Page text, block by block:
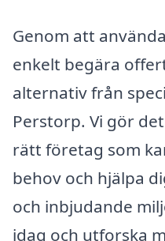
Genom att
enkelt begära
alternativ från
Perstorp. Vi gör
rätt företag som
behov och hjälpa
och inbjudande
idag och utforska